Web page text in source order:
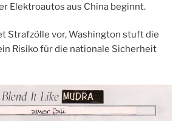
Elektroautos aus China beginnt.
Strafzölle vor, Washington stuft die
Risiko für die nationale Sicherheit